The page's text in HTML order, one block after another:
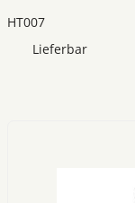
HT007
Lieferbar